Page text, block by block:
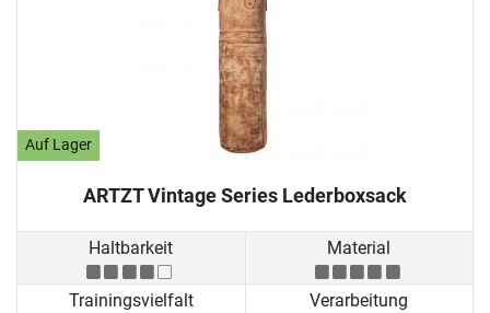
Auf Lager
ARTZT Vintage Series Lederboxsack
Haltbarkeit Material
Trainingsvielfalt Verarbeitung